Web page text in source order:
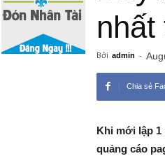
nhất
Bởi admin -
Chia sẻ
Khi mới lập 1
quảng cáo